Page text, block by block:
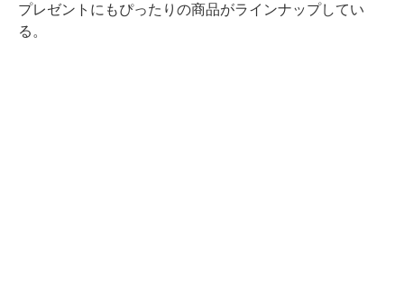
プレゼントにもぴったりの商品がラインナップしてい
る。